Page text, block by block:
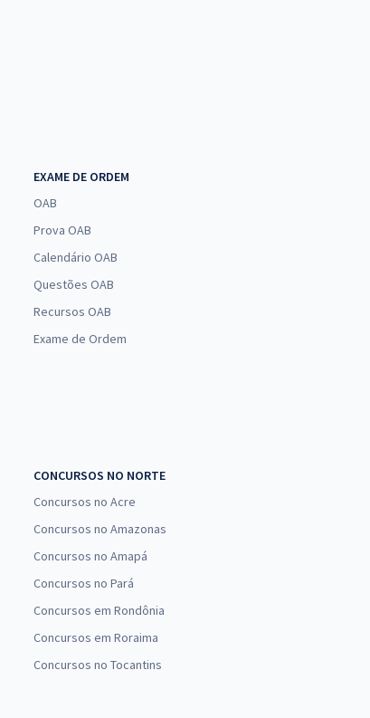
EXAME DE ORDEM
OAB
Prova OAB
Calendário OAB
Questões OAB
Recursos OAB
Exame de Ordem
CONCURSOS NO NORTE
Concursos no Acre
Concursos no Amazonas
Concursos no Amapá
Concursos no Pará
Concursos em Rondônia
Concursos em Roraima
Concursos no Tocantins